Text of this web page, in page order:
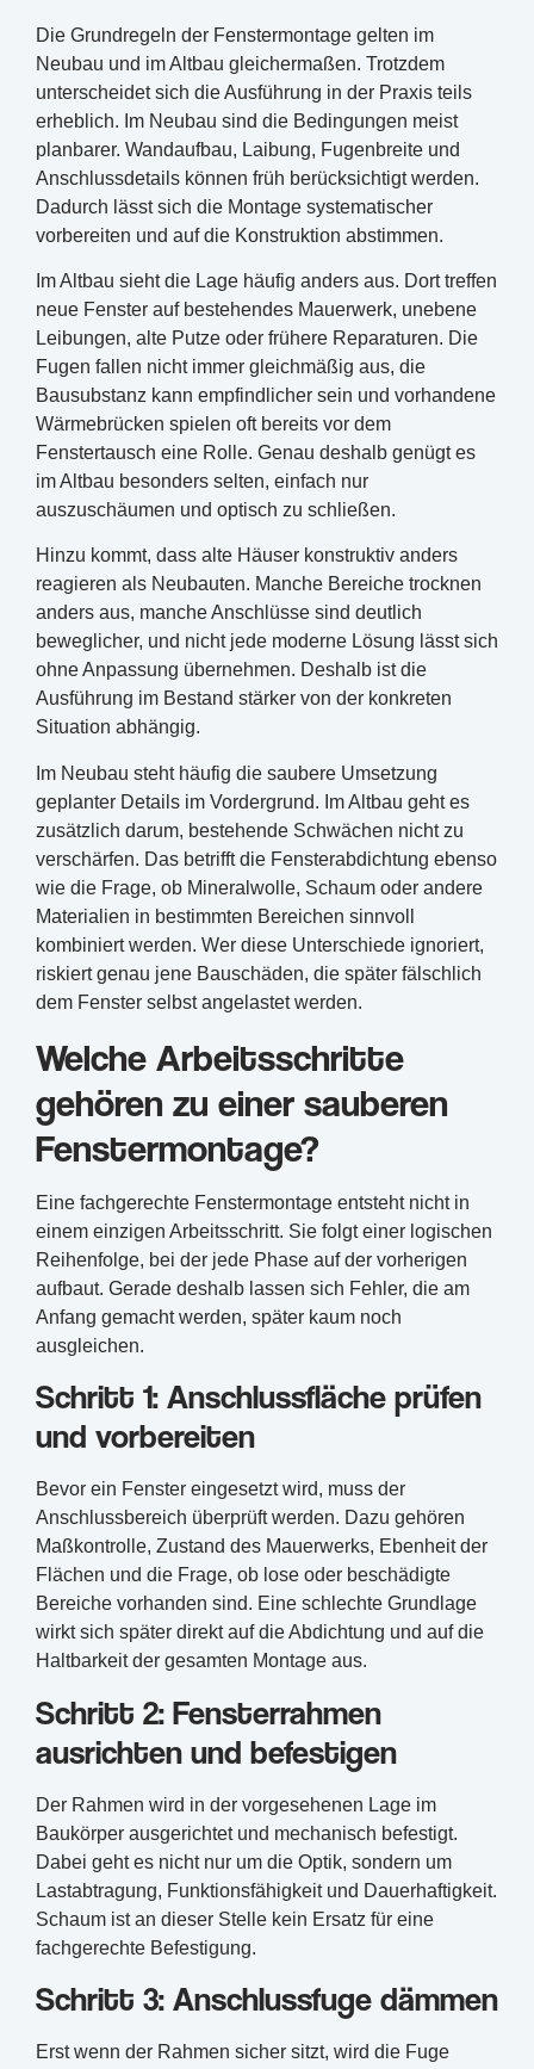
Die Grundregeln der Fenstermontage gelten im
Neubau und im Altbau gleichermaßen. Trotzdem
unterscheidet sich die Ausführung in der Praxis teils
erheblich. Im Neubau sind die Bedingungen meist
planbarer. Wandaufbau, Laibung, Fugenbreite und
Anschlussdetails können früh berücksichtigt werden.
Dadurch lässt sich die Montage systematischer
vorbereiten und auf die Konstruktion abstimmen.
Im Altbau sieht die Lage häufig anders aus. Dort treffen
neue Fenster auf bestehendes Mauerwerk, unebene
Leibungen, alte Putze oder frühere Reparaturen. Die
Fugen fallen nicht immer gleichmäßig aus, die
Bausubstanz kann empfindlicher sein und vorhandene
Wärmebrücken spielen oft bereits vor dem
Fenstertausch eine Rolle. Genau deshalb genügt es
im Altbau besonders selten, einfach nur
auszuschäumen und optisch zu schließen.
Hinzu kommt, dass alte Häuser konstruktiv anders
reagieren als Neubauten. Manche Bereiche trocknen
anders aus, manche Anschlüsse sind deutlich
beweglicher, und nicht jede moderne Lösung lässt sich
ohne Anpassung übernehmen. Deshalb ist die
Ausführung im Bestand stärker von der konkreten
Situation abhängig.
Im Neubau steht häufig die saubere Umsetzung
geplanter Details im Vordergrund. Im Altbau geht es
zusätzlich darum, bestehende Schwächen nicht zu
verschärfen. Das betrifft die Fensterabdichtung ebenso
wie die Frage, ob Mineralwolle, Schaum oder andere
Materialien in bestimmten Bereichen sinnvoll
kombiniert werden. Wer diese Unterschiede ignoriert,
riskiert genau jene Bauschäden, die später fälschlich
dem Fenster selbst angelastet werden.
Welche Arbeitsschritte
gehören zu einer sauberen
Fenstermontage?
Eine fachgerechte Fenstermontage entsteht nicht in
einem einzigen Arbeitsschritt. Sie folgt einer logischen
Reihenfolge, bei der jede Phase auf der vorherigen
aufbaut. Gerade deshalb lassen sich Fehler, die am
Anfang gemacht werden, später kaum noch
ausgleichen.
Schritt 1: Anschlussfläche prüfen
und vorbereiten
Bevor ein Fenster eingesetzt wird, muss der
Anschlussbereich überprüft werden. Dazu gehören
Maßkontrolle, Zustand des Mauerwerks, Ebenheit der
Flächen und die Frage, ob lose oder beschädigte
Bereiche vorhanden sind. Eine schlechte Grundlage
wirkt sich später direkt auf die Abdichtung und auf die
Haltbarkeit der gesamten Montage aus.
Schritt 2: Fensterrahmen
ausrichten und befestigen
Der Rahmen wird in der vorgesehenen Lage im
Baukörper ausgerichtet und mechanisch befestigt.
Dabei geht es nicht nur um die Optik, sondern um
Lastabtragung, Funktionsfähigkeit und Dauerhaftigkeit.
Schaum ist an dieser Stelle kein Ersatz für eine
fachgerechte Befestigung.
Schritt 3: Anschlussfuge dämmen
Erst wenn der Rahmen sicher sitzt, wird die Fuge